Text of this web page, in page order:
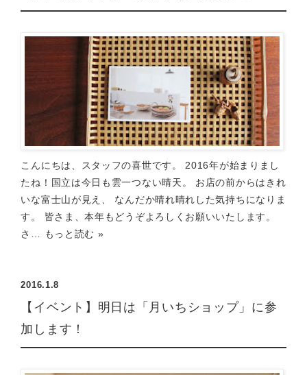
こんにちは、スタッフの喜世です。 2016年が始まりまし
たね！国立は今日も雲一つない晴天。 お店の前からはきれ
いな富士山が見え、 なんだか晴れ晴れした気持ちになりま
す。 皆さま、本年もどうぞよろしくお願いいたします。
さ…
もっと読む »
2016.1.8
【イベント】明日は「月いちショップ」に参
加します！